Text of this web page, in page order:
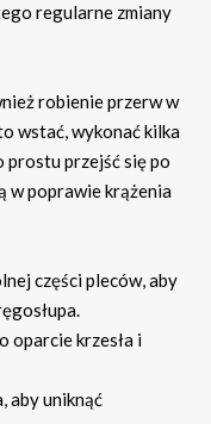
regularne zmiany
robienie przerw w
wstać, wykonać kilka
prostu przejść się po
w poprawie krążenia
części pleców, aby
oparcie krzesła i
aby uniknąć